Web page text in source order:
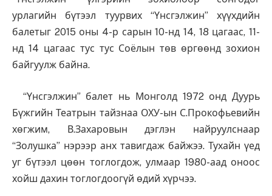
урлагийн бүтээл туурвих “Үнсгэлжин” хүүхдийн
балетыг 2015 оны 4-р сарын 10-нд 14, 18 цагаас, 11-
нд 14 цагаас тус тус Соёлын төв өргөөнд зохион
байгуулж байна.
“Үнсгэлжин” балет нь Монголд 1972 онд Дуурь
Бүжгийн Театрын тайзнаа ОХУ-ын С.Прокофьевийн
хөгжим, В.Захаровын дэглэн найруулснаар
“Золушка” нэрээр анх тавигдаж байжээ. Тухайн үед
уг бүтээл цөөн тоглогдож, улмаар 1980-аад оноос
хойш дахин тоглогдоогүй өдий хүрчээ.